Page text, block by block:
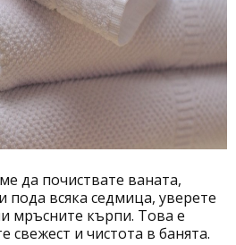
да почиствате ваната,
пода всяка седмица, уверете
мръсните кърпи. Това е
свежест и чистота в банята.